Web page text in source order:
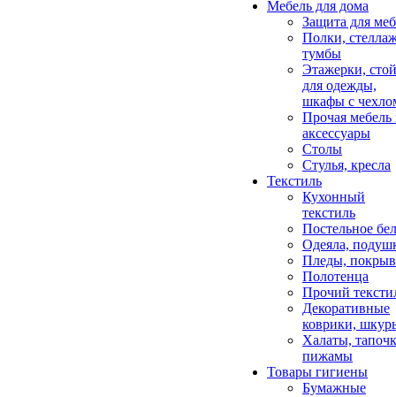
Мебель для дома
Защита для
Полки,
тумбы
Этажерки,
для одежды,
шкафы с
Прочая мебель
аксессуары
Столы
Стулья, кресла
Текстиль
Кухонный
текстиль
Постельное
Одеяла,
Пледы,
Полотенца
Прочий
Декоративные
коврики,
Халаты,
пижамы
Товары гигиены
Бумажные